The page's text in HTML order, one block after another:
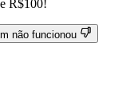
R$100!
não funcionou